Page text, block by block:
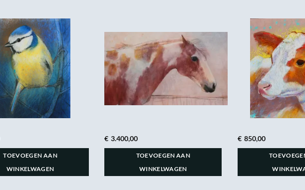
TOEVOEGEN AAN
WINKELWAGEN
€ 3.400,00
TOEVOEGEN AAN
WINKELWAGEN
€ 850,00